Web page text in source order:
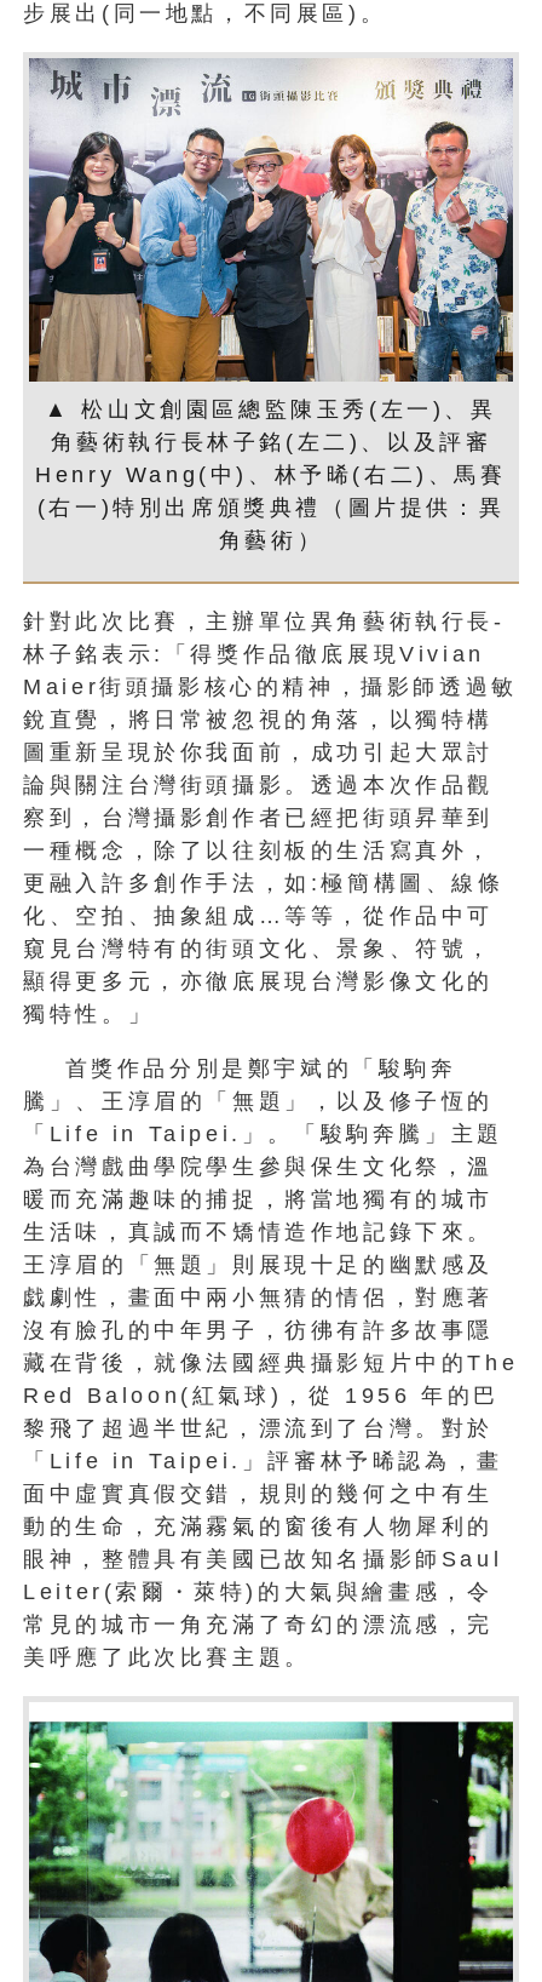
步展出(同一地點，不同展區)。
▲ 松山文創園區總監陳玉秀(左一)、異
角藝術執行長林子銘(左二)、以及評審
Henry Wang(中)、林予晞(右二)、馬賽
(右一)特別出席頒獎典禮（圖片提供：異
角藝術）
針對此次比賽，主辦單位異角藝術執行長-
林子銘表示:「得獎作品徹底展現Vivian
Maier街頭攝影核心的精神，攝影師透過敏
銳直覺，將日常被忽視的角落，以獨特構
圖重新呈現於你我面前，成功引起大眾討
論與關注台灣街頭攝影。透過本次作品觀
察到，台灣攝影創作者已經把街頭昇華到
一種概念，除了以往刻板的生活寫真外，
更融入許多創作手法，如:極簡構圖、線條
化、空拍、抽象組成…等等，從作品中可
窺見台灣特有的街頭文化、景象、符號，
顯得更多元，亦徹底展現台灣影像文化的
獨特性。」
首獎作品分別是鄭宇斌的「駿駒奔
騰」、王淳眉的「無題」，以及修子恆的
「Life in Taipei.」。「駿駒奔騰」主題
為台灣戲曲學院學生參與保生文化祭，溫
暖而充滿趣味的捕捉，將當地獨有的城市
生活味，真誠而不矯情造作地記錄下來。
王淳眉的「無題」則展現十足的幽默感及
戯劇性，畫面中兩小無猜的情侶，對應著
沒有臉孔的中年男子，彷彿有許多故事隱
藏在背後，就像法國經典攝影短片中的The
Red Baloon(紅氣球)，從 1956 年的巴
黎飛了超過半世紀，漂流到了台灣。對於
「Life in Taipei.」評審林予晞認為，畫
面中虛實真假交錯，規則的幾何之中有生
動的生命，充滿霧氣的窗後有人物犀利的
眼神，整體具有美國已故知名攝影師Saul
Leiter(索爾・萊特)的大氣與繪畫感，令
常見的城市一角充滿了奇幻的漂流感，完
美呼應了此次比賽主題。